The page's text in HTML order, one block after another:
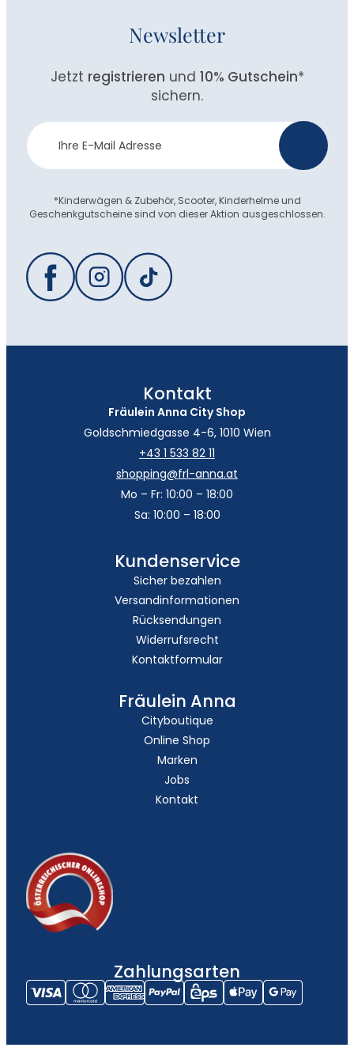
Newsletter
Jetzt registrieren und 10% Gutschein*
sichern.
Newsletter
Anmeldung
*Kinderwägen & Zubehör, Scooter, Kinderhelme und
Geschenkgutscheine sind von dieser Aktion ausgeschlossen.
Kontakt
Fräulein Anna City Shop
Goldschmiedgasse 4-6, 1010 Wien
+43 1 533 82 11
shopping@frl-anna.at
Mo – Fr: 10:00 – 18:00
Sa: 10:00 – 18:00
Kundenservice
Sicher bezahlen
Versandinformationen
Rücksendungen
Widerrufsrecht
Kontaktformular
Fräulein Anna
Cityboutique
Online Shop
Marken
Jobs
Kontakt
Zahlungsarten